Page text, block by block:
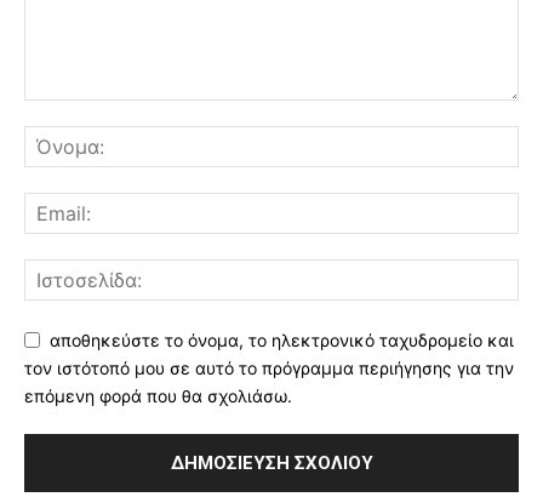
αποθηκεύστε το όνομα, το ηλεκτρονικό ταχυδρομείο και
τον ιστότοπό μου σε αυτό το πρόγραμμα περιήγησης για την
επόμενη φορά που θα σχολιάσω.